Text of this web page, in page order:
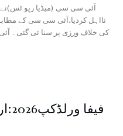
نااہل کردیا،آئی سی سی کے